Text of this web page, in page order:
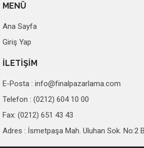
MENÜ
Ana Sayfa
Giriş Yap
İLETİŞİM
E-Posta : info@finalpazarlama.com
Telefon : (0212) 604 10 00
Fax: (0212) 651 43 43
Adres : İsmetpaşa Mah. Uluhan Sok. No:2